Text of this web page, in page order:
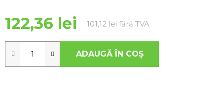
122,36 lei 101,12 lei fără TVA
ADAUGĂ ÎN COŞ